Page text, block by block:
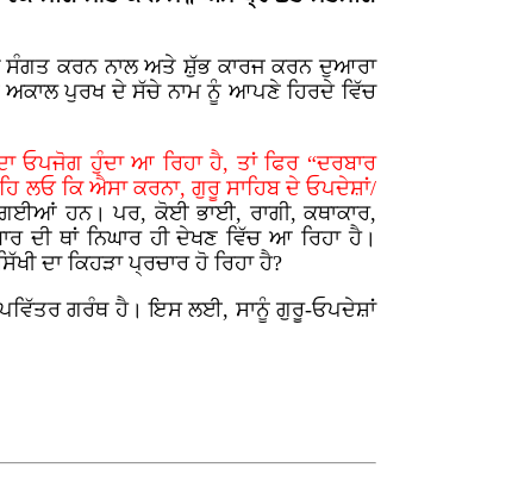
ਸੰਗਤ ਕਰਨ ਨਾਲ ਅਤੇ ਸ਼ੁੱਭ ਕਾਰਜ ਕਰਨ ਦੁਆਰਾ
ਅਕਾਲ ਪੁਰਖ ਦੇ ਸੱਚੇ ਨਾਮ ਨੂੰ ਆਪਣੇ ਹਿਰਦੇ ਵਿੱਚ
ਓਪਜੋਗ ਹੁੰਦਾ ਆ ਰਿਹਾ ਹੈ, ਤਾਂ ਫਿਰ “ਦਰਬਾਰ
ਲਓ ਕਿ ਐਸਾ ਕਰਨਾ, ਗੁਰੂ ਸਾਹਿਬ ਦੇ ਓਪਦੇਸ਼ਾਂ/
ਹਨ। ਪਰ, ਕੋਈ ਭਾਈ, ਰਾਗੀ, ਕਥਾਕਾਰ,
ਥਾਂ ਨਿਘਾਰ ਹੀ ਦੇਖਣ ਵਿੱਚ ਆ ਰਿਹਾ ਹੈ।
ਦਾ ਕਿਹੜਾ ਪ੍ਰਚਾਰ ਹੋ ਰਿਹਾ ਹੈ?
ਪਵਿੱਤਰ ਗਰੰਥ ਹੈ। ਇਸ ਲਈ, ਸਾਨੂੰ ਗੁਰੂ-ਓਪਦੇਸ਼ਾਂ